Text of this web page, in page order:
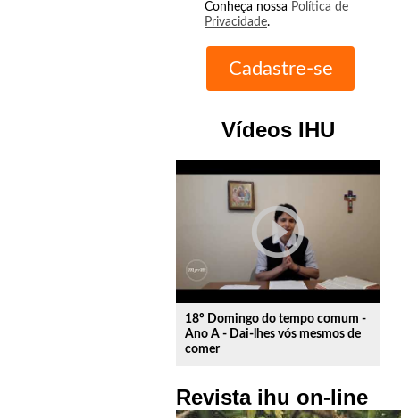
Conheça nossa Política de
Privacidade.
Vídeos IHU
play_circle_outline
18º Domingo do tempo comum -
Ano A - Dai-lhes vós mesmos de
comer
Revista ihu on-line